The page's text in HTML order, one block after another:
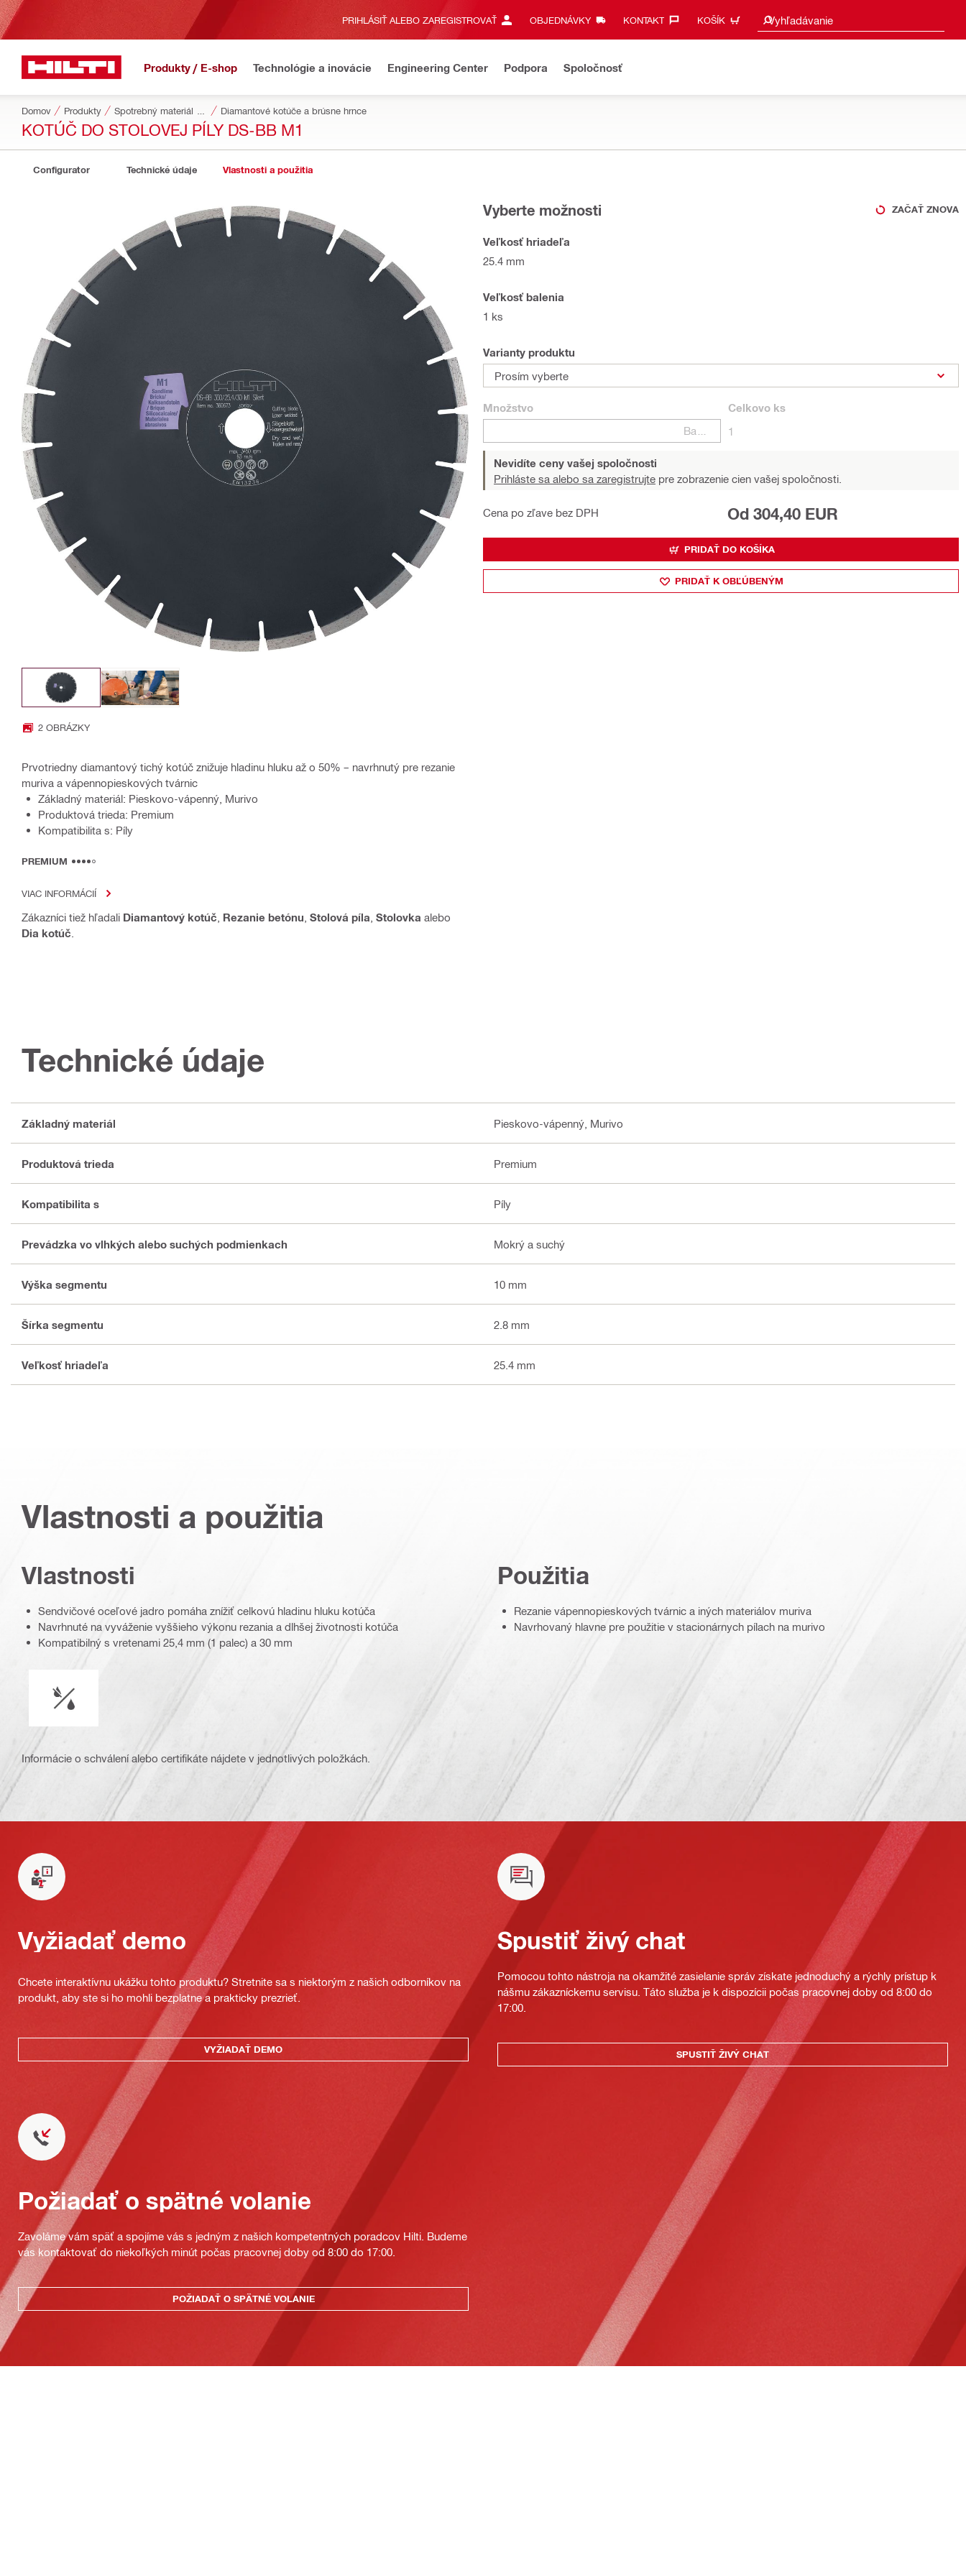
PRIHLÁSIŤ ALEBO ZAREGISTROVAŤ OBJEDNÁVKY KONTAKT‎ KOŠÍK Vyhľadávanie
Vyhľadať návrhy
Produkty / E-shop Technológie a inovácie Engineering Center Podpora Spoločnosť
Domov Produkty Diamantové kotúče a brúsne hrnce
KOTÚČ DO STOLOVEJ PÍLY DS-BB M1
Configurator Technické údaje Vlastnosti a použitia
2 OBRÁZKY
Prvotriedny diamantový tichý kotúč znižuje hladinu hluku až o 50% – navrhnutý pre rezanie
muriva a vápennopieskových tvárnic
Základný materiál: Pieskovo-vápenný, Murivo
Produktová trieda: Premium
Kompatibilita s: Píly
PREMIUM
VIAC INFORMÁCIÍ
Zákazníci tiež hľadali Diamantový kotúč Rezanie betónu Stolová píla Stolovka alebo
Dia kotúč
Vyberte možnosti ZAČAŤ ZNOVA
Veľkosť hriadeľa
25.4 mm
Veľkosť balenia
1 ks
Varianty produktu
Prosím vyberte
Množstvo
Celkovo ks
1
Nevidíte ceny vašej spoločnosti
Prihláste sa alebo sa zaregistrujte pre zobrazenie cien vašej spoločnosti.
Cena po zľave bez DPH Od 304,40 EUR
PRIDAŤ DO KOŠÍKA
PRIDAŤ K OBĽÚBENÝM
Technické údaje
Základný materiál Pieskovo-vápenný, Murivo
Produktová trieda Premium
Kompatibilita s Píly
Prevádzka vo vlhkých alebo suchých podmienkach Mokrý a suchý
Výška segmentu 10 mm
Šírka segmentu 2.8 mm
Veľkosť hriadeľa 25.4 mm
Vlastnosti a použitia
Vlastnosti
Sendvičové oceľové jadro pomáha znížiť celkovú hladinu hluku kotúča
Navrhnuté na vyváženie vyššieho výkonu rezania a dlhšej životnosti kotúča
Kompatibilný s vretenami 25,4 mm (1 palec) a 30 mm
Použitia
Rezanie vápennopieskových tvárnic a iných materiálov muriva
Navrhovaný hlavne pre použitie v stacionárnych pílach na murivo
Informácie o schválení alebo certifikáte nájdete v jednotlivých položkách.
Vyžiadať demo
Chcete interaktívnu ukážku tohto produktu? Stretnite sa s niektorým z našich odborníkov na
produkt, aby ste si ho mohli bezplatne a prakticky prezrieť.
VYŽIADAŤ DEMO
Spustiť živý chat
Pomocou tohto nástroja na okamžité zasielanie správ získate jednoduchý a rýchly prístup k
nášmu zákazníckemu servisu. Táto služba je k dispozícii počas pracovnej doby od 8:00 do
17:00.
SPUSTIŤ ŽIVÝ CHAT
Požiadať o spätné volanie
Zavoláme vám späť a spojíme vás s jedným z našich kompetentných poradcov Hilti. Budeme
vás kontaktovať do niekoľkých minút počas pracovnej doby od 8:00 do 17:00.
POŽIADAŤ O SPÄTNÉ VOLANIE